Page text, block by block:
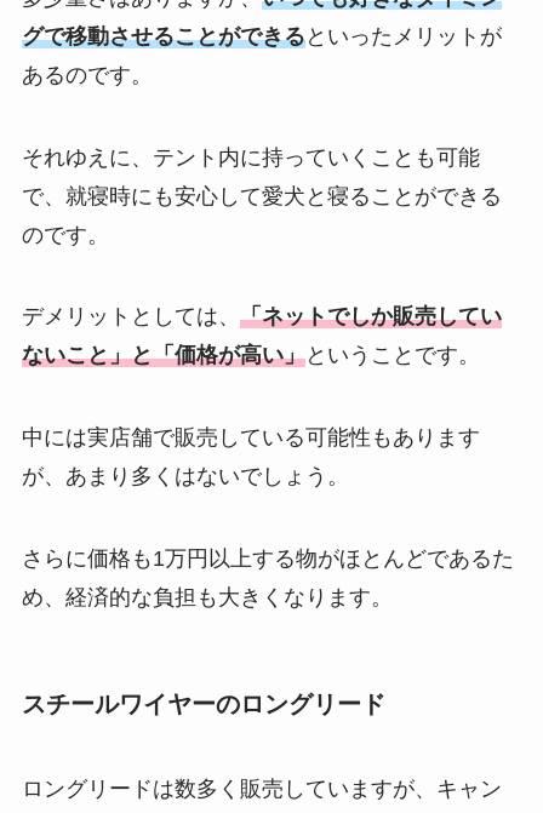
グで移動させることができるといったメリットが
あるのです。
それゆえに、テント内に持っていくことも可能
で、就寝時にも安心して愛犬と寝ることができる
のです。
デメリットとしては、 「ネットでしか販売してい
ないこと」と「価格が高い」ということです。
中には実店舗で販売している可能性もあります
が、あまり多くはないでしょう。
さらに価格も1万円以上する物がほとんどであるた
め、経済的な負担も大きくなります。
スチールワイヤーのロングリード
ロングリードは数多く販売していますが、キャン